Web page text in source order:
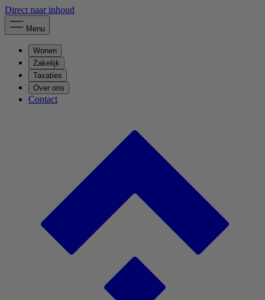
Direct naar inhoud
Menu
Wonen
Zakelijk
Taxaties
Over ons
Contact